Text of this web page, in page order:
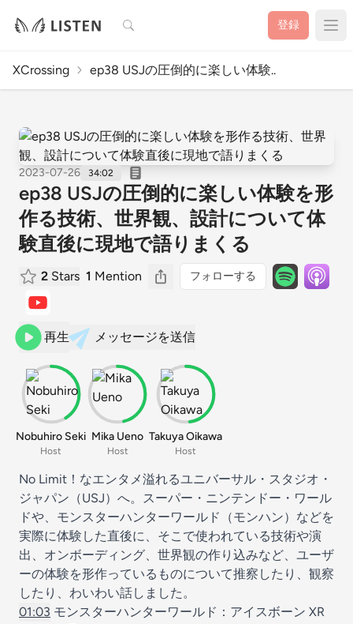
検索 登録
XCrossing ep38 USJの圧倒的に楽しい体験..
2023-07-26 34:02
ep38 USJの圧倒的に楽しい体験を形
作る技術、世界観、設計について体
験直後に現地で語りまくる
2 Stars 1 Mention フォローする
再生 メッセージを送信
Nobuhiro Seki
Host
Mika Ueno
Host
Takuya Oikawa
Host
No Limit！なエンタメ溢れるユニバーサル・スタジオ・
ジャパン（USJ）へ。スーパー・ニンテンドー・ワール
ドや、モンスターハンターワールド（モンハン）などを
実際に体験した直後に、そこで使われている技術や演
出、オンボーディング、世界観の作り込みなど、ユーザ
ーの体験を形作っているものについて推察したり、観察
したり、わいわい話しました。
01:03 モンスターハンターワールド：アイスボーン XR